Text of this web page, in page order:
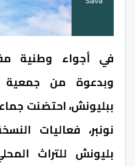
في أجواء وطنية
وبدعوة من جمعية
نونبر، فعاليات
بليونش للتراث